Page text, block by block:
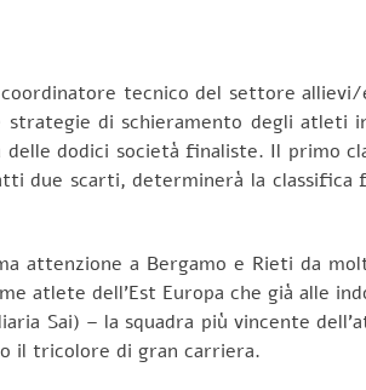
tecnico del settore
di schieramento degli atleti
dodici società finaliste. Il primo
due scarti, determinerà la classifica
attenzione a Bergamo e Rieti da
atlete dell’Est Europa che già alle
Sai) – la squadra più vincente
il tricolore di gran carriera.